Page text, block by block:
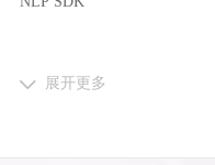
展开更多